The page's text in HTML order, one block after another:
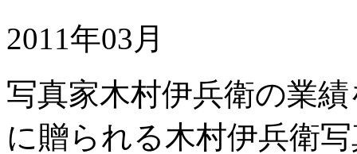
2011年03月
写真家木村伊兵衛の業
に贈られる木村伊兵衛